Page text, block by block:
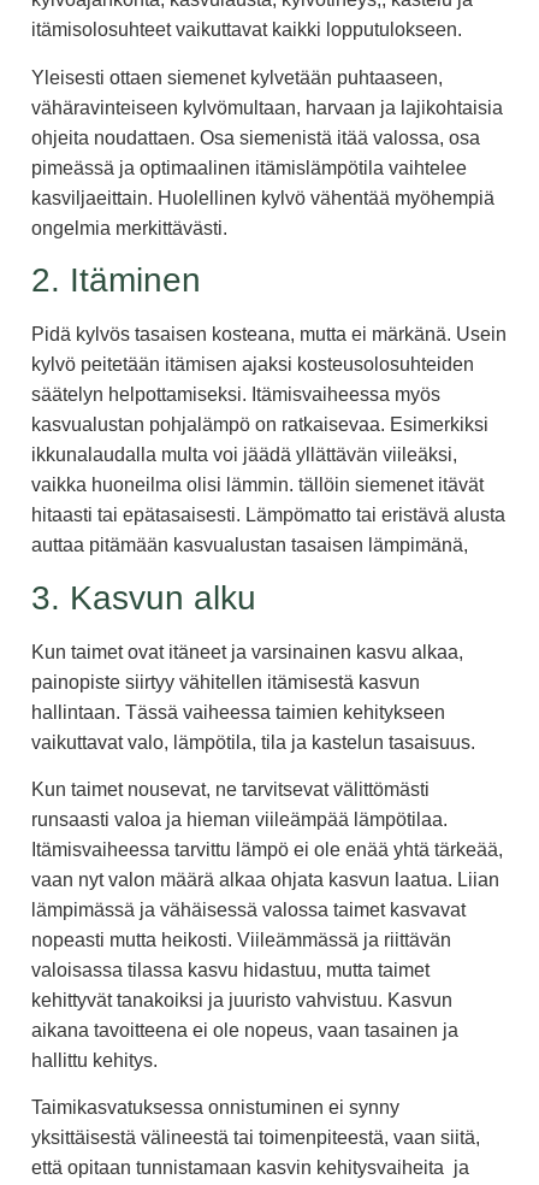
itämisolosuhteet vaikuttavat kaikki lopputulokseen.
Yleisesti ottaen siemenet kylvetään puhtaaseen,
vähäravinteiseen kylvömultaan, harvaan ja lajikohtaisia
ohjeita noudattaen. Osa siemenistä itää valossa, osa
pimeässä ja optimaalinen itämislämpötila vaihtelee
kasviljaeittain. Huolellinen kylvö vähentää myöhempiä
ongelmia merkittävästi.
2. Itäminen
Pidä kylvös tasaisen kosteana, mutta ei märkänä. Usein
kylvö peitetään itämisen ajaksi kosteusolosuhteiden
säätelyn helpottamiseksi. Itämisvaiheessa myös
kasvualustan pohjalämpö on ratkaisevaa. Esimerkiksi
ikkunalaudalla multa voi jäädä yllättävän viileäksi,
vaikka huoneilma olisi lämmin. tällöin siemenet itävät
hitaasti tai epätasaisesti. Lämpömatto tai eristävä alusta
auttaa pitämään kasvualustan tasaisen lämpimänä,
3. Kasvun alku
Kun taimet ovat itäneet ja varsinainen kasvu alkaa,
painopiste siirtyy vähitellen itämisestä kasvun
hallintaan. Tässä vaiheessa taimien kehitykseen
vaikuttavat valo, lämpötila, tila ja kastelun tasaisuus.
Kun taimet nousevat, ne tarvitsevat välittömästi
runsaasti valoa ja hieman viileämpää lämpötilaa.
Itämisvaiheessa tarvittu lämpö ei ole enää yhtä tärkeää,
vaan nyt valon määrä alkaa ohjata kasvun laatua. Liian
lämpimässä ja vähäisessä valossa taimet kasvavat
nopeasti mutta heikosti. Viileämmässä ja riittävän
valoisassa tilassa kasvu hidastuu, mutta taimet
kehittyvät tanakoiksi ja juuristo vahvistuu. Kasvun
aikana tavoitteena ei ole nopeus, vaan tasainen ja
hallittu kehitys.
Taimikasvatuksessa onnistuminen ei synny
yksittäisestä välineestä tai toimenpiteestä, vaan siitä,
että opitaan tunnistamaan kasvin kehitysvaiheita ja